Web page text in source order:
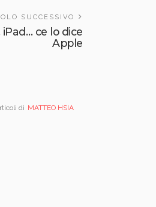
SUCCESSIVO
ce lo dice
Apple
di MATTEO HSIA